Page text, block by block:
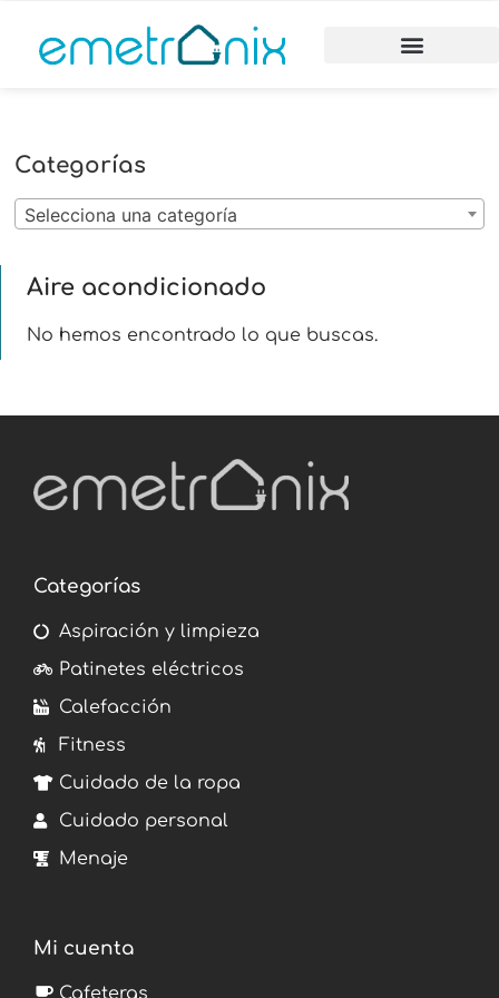
Categorías
Selecciona una categoría
Aire acondicionado
No hemos encontrado lo que buscas.
Categorías
Aspiración y limpieza
Patinetes eléctricos
Calefacción
Fitness
Cuidado de la ropa
Cuidado personal
Menaje
Mi cuenta
Cafeteras